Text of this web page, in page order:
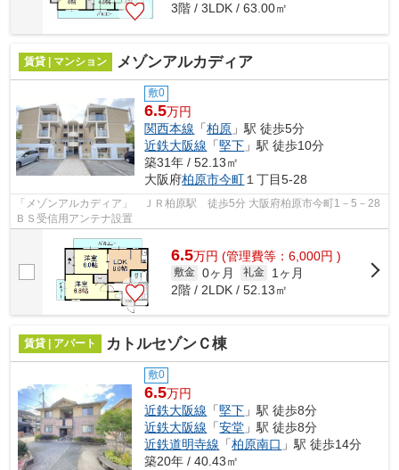
3階 / 3LDK / 63.00㎡
賃貸 | マンション メゾンアルカディア
敷0
6.5万円
関西本線 「柏原 」駅 徒歩5分
近鉄大阪線 「堅下 」駅 徒歩10分
築31年 / 52.13㎡
大阪府柏原市今町１丁目5-28
「メゾンアルカディア」 ＪＲ柏原駅 徒歩5分 大阪府柏原市今町1－5－28
ＢＳ受信用アンテナ設置
6.5万円 (管理費等：6,000円 )
敷金 0ヶ月 礼金
1ヶ月
2階 / 2LDK / 52.13㎡
賃貸 | アパート カトルセゾンＣ棟
敷0
6.5万円
近鉄大阪線 「堅下 」駅 徒歩8分
近鉄大阪線 「安堂 」駅 徒歩8分
近鉄道明寺線 「柏原南口 」駅 徒歩14分
築20年 / 40.43㎡